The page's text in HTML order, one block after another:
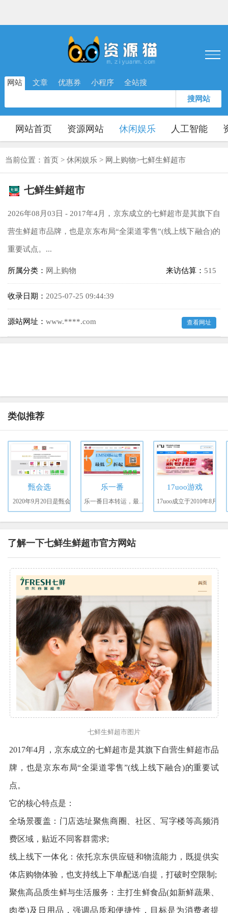
网站 文章 优惠券 小程序 全站搜
搜网站
网站首页 资源网站 休闲娱乐 人工智能
当前位置： 首页 > 休闲娱乐 > 网上购物>七鲜生鲜超市
七鲜生鲜超市
2026年08月03日 - 2017年4月，京东成立的七鲜超市是其旗下自
营生鲜超市品牌，也是京东布局“全渠道零售”(线上线下融合)的
重要试点。...
所属分类： 网上购物 来访估算： 515
收录日期： 2025-07-25 09:44:39
源站网址： www.****.com 查看网址
类似推荐
甄会选
2020年9月20日是甄会
乐一番
乐一番日本转运，最快当
17uoo游戏
17uoo成立于2010年8月
了解一下七鲜生鲜超市官方网站
七鲜生鲜超市图片
2017年4月，京东成立的七鲜超市是其旗下自营生鲜超市品
牌，也是京东布局“全渠道零售”(线上线下融合)的重要试
点。
它的核心特点是：
全场景覆盖：门店选址聚焦商圈、社区、写字楼等高频消
费区域，贴近不同客群需求;
线上线下一体化：依托京东供应链和物流能力，既提供实
体店购物体验，也支持线上下单配送/自提，打破时空限制;
聚焦高品质生鲜与生活服务：主打生鲜食品(如新鲜蔬果、
肉类)及日用品，强调品质和便捷性，目标是为消费者提